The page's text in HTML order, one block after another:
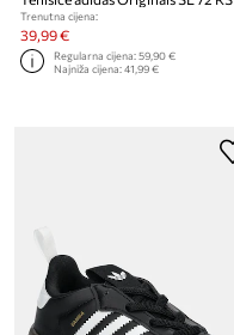
Trenutna cijena:
39,99 €
Regularna cijena:59,90 €
Najniža cijena:41,99 €